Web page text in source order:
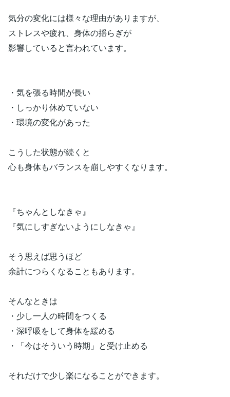
気分の変化には様々な理由がありますが、
ストレスや疲れ、身体の揺らぎが
影響していると言われています。
・気を張る時間が長い
・しっかり休めていない
・環境の変化があった
こうした状態が続くと
心も身体もバランスを崩しやすくなります。
『ちゃんとしなきゃ』
『気にしすぎないようにしなきゃ』
そう思えば思うほど
余計につらくなることもあります。
そんなときは
・少し一人の時間をつくる
・深呼吸をして身体を緩める
・「今はそういう時期」と受け止める
それだけで少し楽になることができます。